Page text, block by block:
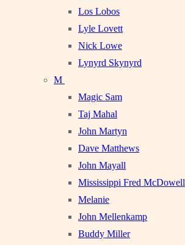
Los Lobos
Lyle Lovett
Nick Lowe
Lynyrd Skynyrd
M
Magic Sam
Taj Mahal
John Martyn
Dave Matthews
John Mayall
Mississippi Fred McDowell
Melanie
John Mellenkamp
Buddy Miller